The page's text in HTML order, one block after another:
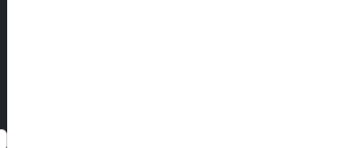
additional actions